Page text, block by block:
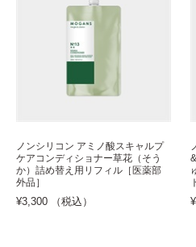
ノンシリコン アミノ酸スキャルプ
ケアコンディショナー草花（そう
か）詰め替え用リフィル［医薬部
外品］
¥3,300 （税込）